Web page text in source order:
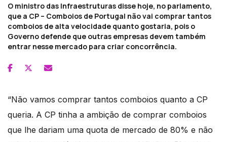
O ministro das Infraestruturas disse hoje, no parlamento,
que a CP – Comboios de Portugal não vai comprar tantos
comboios de alta velocidade quanto gostaria, pois o
Governo defende que outras empresas devem também
entrar nesse mercado para criar concorrência.
“Não vamos comprar tantos comboios quanto a CP
queria. A CP tinha a ambição de comprar comboios
que lhe dariam uma quota de mercado de 80% e não